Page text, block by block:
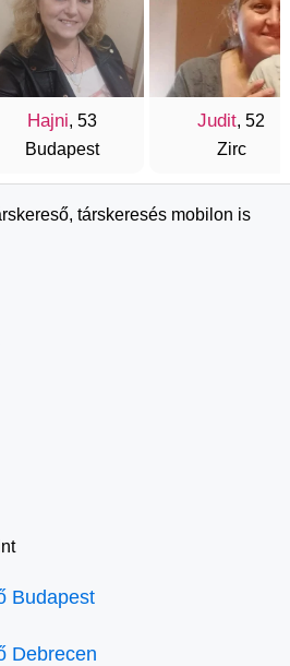
Hajni, 53
Budapest
Judit, 52
Zirc
társkeresés mobilon is
Budapest
Debrecen